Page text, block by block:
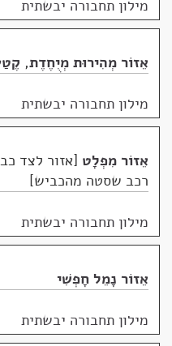
מילון תחבורה יבשתית
אֵזוֹר מְהִירוּת מְיֻחֶדֶת,
מילון תחבורה יבשתית
אֵזוֹר מִפְלָט אזור לצד
רכב שסטה מהכביש
מילון תחבורה יבשתית
אֵזוֹר נָמֵל חָפְשִׁי
מילון תחבורה יבשתית